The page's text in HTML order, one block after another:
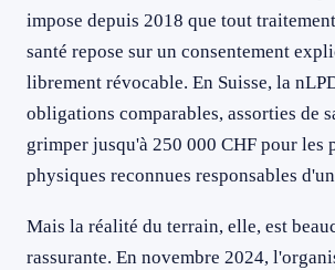
impose depuis 2018 que tout
santé repose sur un consentement
librement révocable. En Suisse, la
obligations comparables, assorties de
grimper jusqu'à 250 000 CHF pour les
physiques reconnues responsables
Mais la réalité du terrain, elle, est
rassurante. En novembre 2024,